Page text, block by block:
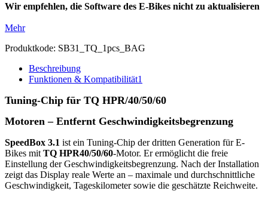
Wir empfehlen, die Software des E-Bikes nicht zu aktualisieren
Mehr
Produktkode: SB31_TQ_1pcs_BAG
Beschreibung
Funktionen & Kompatibilität1
Tuning-Chip für TQ HPR/40/50/60
Motoren – Entfernt Geschwindigkeitsbegrenzung
SpeedBox 3.1 ist ein Tuning-Chip der dritten Generation für E-
Bikes mit TQ HPR40/50/60-Motor. Er ermöglicht die freie
Einstellung der Geschwindigkeitsbegrenzung. Nach der Installation
zeigt das Display reale Werte an – maximale und durchschnittliche
Geschwindigkeit, Tageskilometer sowie die geschätzte Reichweite.